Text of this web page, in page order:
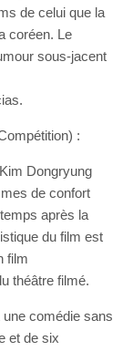
de celui que la
coréen. Le
sous-jacent
:
Dongryung
de confort
après la
du film est
film
théâtre filmé.
une comédie sans
et de six